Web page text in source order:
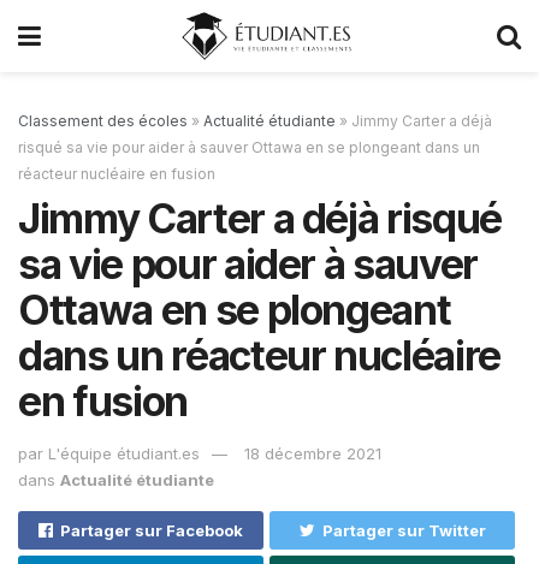
Classement des écoles » Actualité étudiante » Jimmy Carter a déjà
risqué sa vie pour aider à sauver Ottawa en se plongeant dans un
réacteur nucléaire en fusion
Jimmy Carter a déjà risqué
sa vie pour aider à sauver
Ottawa en se plongeant
dans un réacteur nucléaire
en fusion
par L'équipe étudiant.es
18 décembre 2021
dans Actualité étudiante
Partager sur Facebook Partager sur Twitter